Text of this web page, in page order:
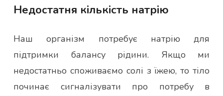
Недостатня кількість натрію
Наш організм потребує натрію для
підтримки балансу рідини. Якщо ми
недостатньо споживаємо солі з їжею, то тіло
починає сигналізувати про потребу в